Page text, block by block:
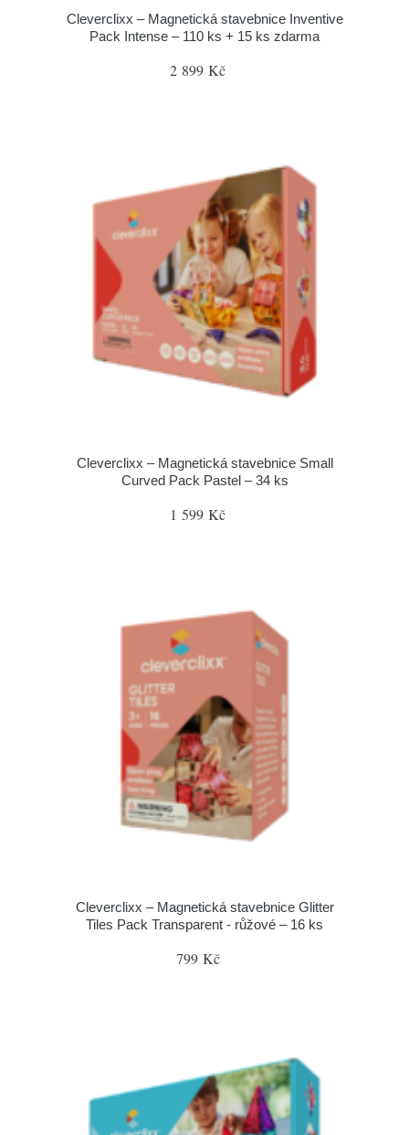
Cleverclixx – Magnetická stavebnice Inventive
Pack Intense – 110 ks + 15 ks zdarma
2 899 Kč
Cleverclixx – Magnetická stavebnice Small
Curved Pack Pastel – 34 ks
1 599 Kč
Cleverclixx – Magnetická stavebnice Glitter
Tiles Pack Transparent - růžové – 16 ks
799 Kč